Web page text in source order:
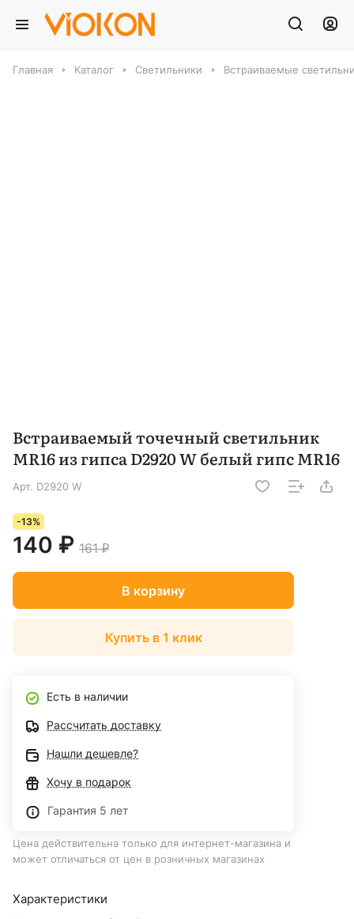
Главная Каталог Светильники Встраиваемые
Встраиваемый точечный светильник
MR16 из гипса D2920 W белый гипс MR16
Арт. D2920 W
Характеристики
-13%
140 ₽ 161 ₽
В корзину
Купить в 1 клик
Есть в наличии
Рассчитать доставку
Нашли дешевле?
Хочу в подарок
Гарантия 5 лет
Цена действительна только для интернет-магазина и
может отличаться от цен в розничных магазинах